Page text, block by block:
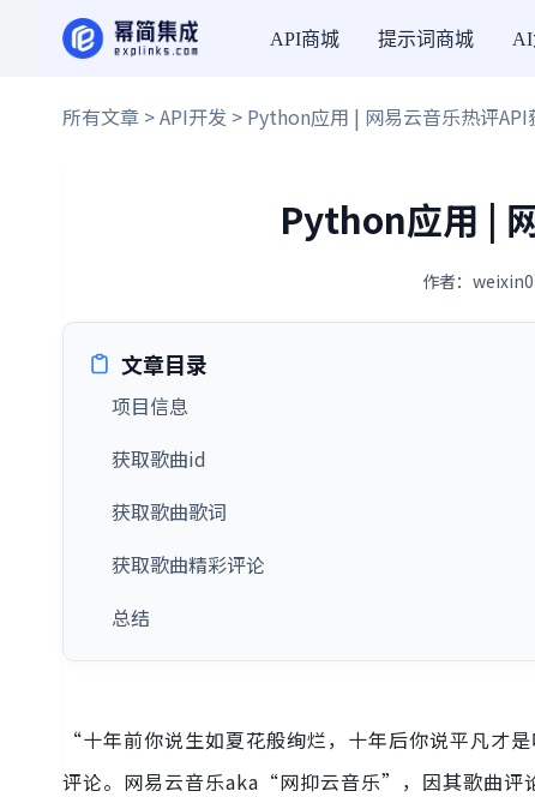
API商城 提示词商城 AI
所有文章 >API开发 > Python应用 | 网易云音乐热评API
Python应用 |
作者：
文章目录
项目信息
获取歌曲id
获取歌曲歌词
获取歌曲精彩评论
总结
“十年前你说生如夏花般绚烂，十年后你说平凡才
评论。网易云音乐aka“网抑云音乐”，因其歌曲评